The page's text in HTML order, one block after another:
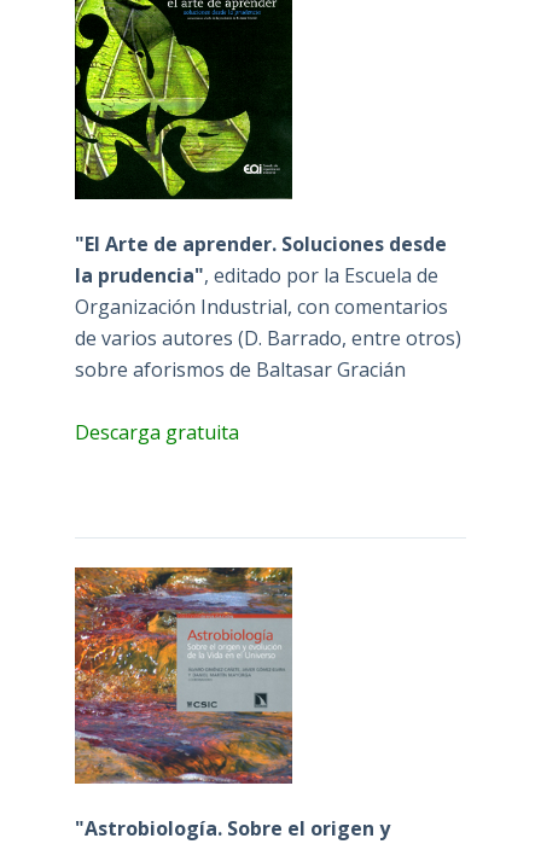
"El Arte de aprender. Soluciones desde
la prudencia", editado por la Escuela de
Organización Industrial, con comentarios
de varios autores (D. Barrado, entre otros)
sobre aforismos de Baltasar Gracián
Descarga gratuita
"Astrobiología. Sobre el origen y